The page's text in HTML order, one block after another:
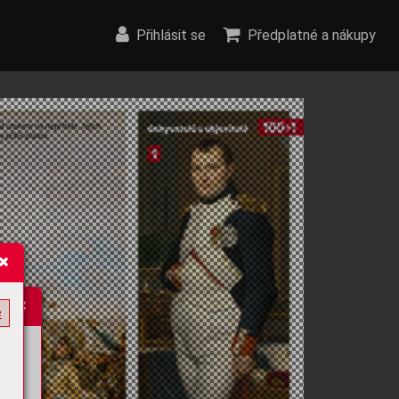
Přihlásit se Předplatné a nákupy